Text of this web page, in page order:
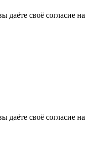
своё согласие
своё согласие